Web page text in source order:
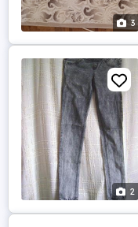
3
2